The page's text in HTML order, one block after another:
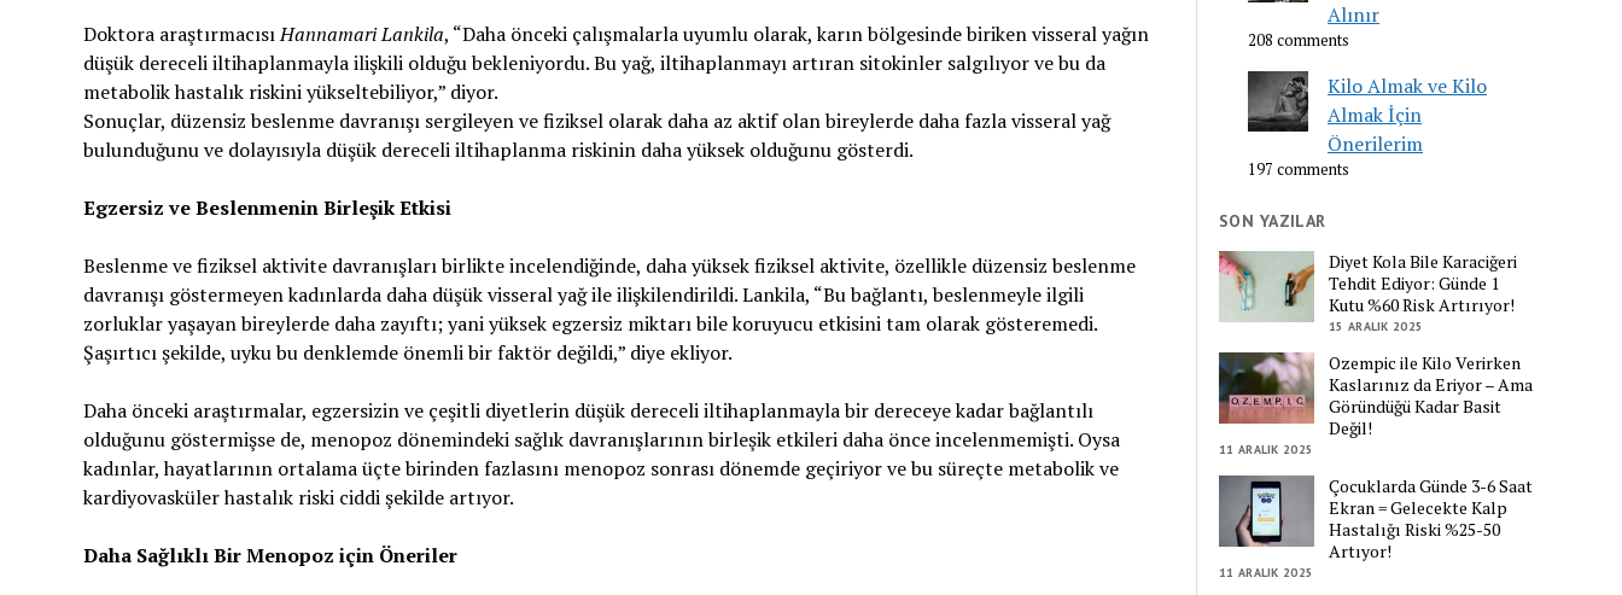
Doktora araştırmacısıHannamari Lankila, “Daha önceki çalışmalarla uyumlu olarak, karın bölgesinde biriken visseral yağın
düşük dereceli iltihaplanmayla ilişkili olduğu bekleniyordu. Bu yağ, iltihaplanmayı artıran sitokinler salgılıyor ve bu da
metabolik hastalık riskini yükseltebiliyor,” diyor.
Sonuçlar, düzensiz beslenme davranışı sergileyen ve fiziksel olarak daha az aktif olan bireylerde daha fazla visseral yağ
bulunduğunu ve dolayısıyla düşük dereceli iltihaplanma riskinin daha yüksek olduğunu gösterdi.
Egzersiz ve Beslenmenin Birleşik Etkisi
Beslenme ve fiziksel aktivite davranışları birlikte incelendiğinde, daha yüksek fiziksel aktivite, özellikle düzensiz beslenme
davranışı göstermeyen kadınlarda daha düşük visseral yağ ile ilişkilendirildi. Lankila, “Bu bağlantı, beslenmeyle ilgili
zorluklar yaşayan bireylerde daha zayıftı; yani yüksek egzersiz miktarı bile koruyucu etkisini tam olarak gösteremedi.
Şaşırtıcı şekilde, uyku bu denklemde önemli bir faktör değildi,” diye ekliyor.
Daha önceki araştırmalar, egzersizin ve çeşitli diyetlerin düşük dereceli iltihaplanmayla bir dereceye kadar bağlantılı
olduğunu göstermişse de, menopoz dönemindeki sağlık davranışlarının birleşik etkileri daha önce incelenmemişti. Oysa
kadınlar, hayatlarının ortalama üçte birinden fazlasını menopoz sonrası dönemde geçiriyor ve bu süreçte metabolik ve
kardiyovasküler hastalık riski ciddi şekilde artıyor.
Daha Sağlıklı Bir Menopoz için Öneriler
Alınır
208 comments
Kilo Almak ve Kilo
Almak İçin
Önerilerim
197 comments
SON YAZILAR
Diyet Kola Bile Karaciğeri
Tehdit Ediyor: Günde 1
Kutu %60 Risk Artırıyor!
15 ARALIK 2025
Ozempic ile Kilo Verirken
Kaslarınız da Eriyor – Ama
Göründüğü Kadar Basit
Değil!
11 ARALIK 2025
Çocuklarda Günde 3-6 Saat
Ekran = Gelecekte Kalp
Hastalığı Riski %25-50
Artıyor!
11 ARALIK 2025